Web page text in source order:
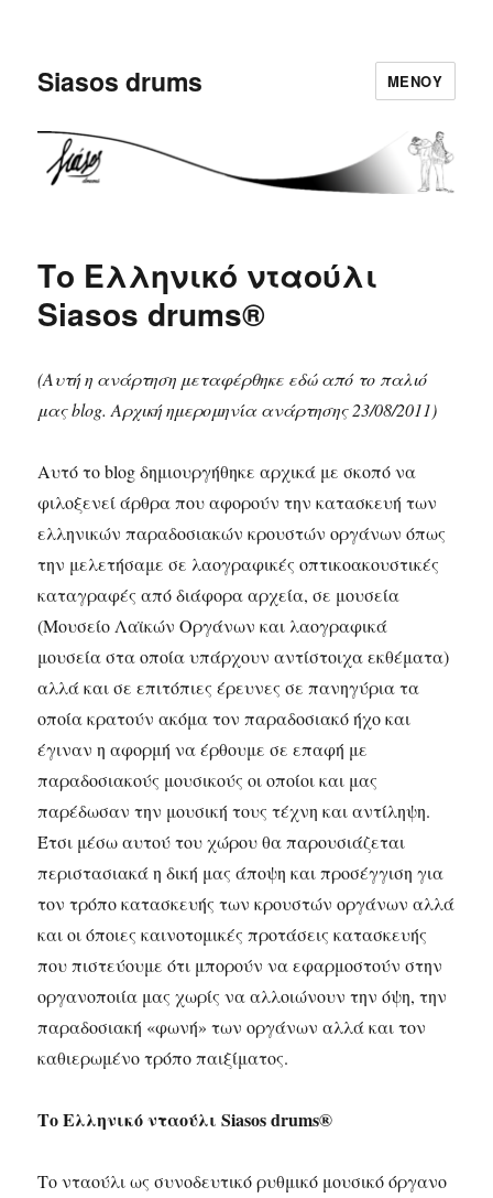
Siasos drums ΜΕΝΟΎ
Το Ελληνικό νταούλι
Siasos drums®
(Αυτή η ανάρτηση μεταφέρθηκε εδώ από το παλιό
μας blog. Αρχική ημερομηνία ανάρτησης 23/08/2011)
Αυτό το blog δημιουργήθηκε αρχικά με σκοπό να
φιλοξενεί άρθρα που αφορούν την κατασκευή των
ελληνικών παραδοσιακών κρουστών οργάνων όπως
την μελετήσαμε σε λαογραφικές οπτικοακουστικές
καταγραφές από διάφορα αρχεία, σε μουσεία
(Μουσείο Λαϊκών Οργάνων και λαογραφικά
μουσεία στα οποία υπάρχουν αντίστοιχα εκθέματα)
αλλά και σε επιτόπιες έρευνες σε πανηγύρια τα
οποία κρατούν ακόμα τον παραδοσιακό ήχο και
έγιναν η αφορμή να έρθουμε σε επαφή με
παραδοσιακούς μουσικούς οι οποίοι και μας
παρέδωσαν την μουσική τους τέχνη και αντίληψη.
Έτσι μέσω αυτού του χώρου θα παρουσιάζεται
περιστασιακά η δική μας άποψη και προσέγγιση για
τον τρόπο κατασκευής των κρουστών οργάνων αλλά
και οι όποιες καινοτομικές προτάσεις κατασκευής
που πιστεύουμε ότι μπορούν να εφαρμοστούν στην
οργανοποιία μας χωρίς να αλλοιώνουν την όψη, την
παραδοσιακή «φωνή» των οργάνων αλλά και τον
καθιερωμένο τρόπο παιξίματος.
Το Ελληνικό νταούλι Siasos drums®
Το νταούλι ως συνοδευτικό ρυθμικό μουσικό όργανο